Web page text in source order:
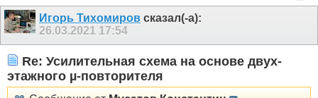
Игорь Тихомиров сказал(-а):
26.03.2021 17:54
Re: Усилительная схема на основе двух-
этажного µ-повторителя